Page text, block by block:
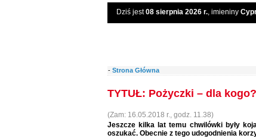
Dziś jest08 sierpnia 2026 r., imieniny
- Strona Główna
TYTUŁ: Pożyczki – dla kogo?
(Zam: 16.05.2018 r., godz. 11.38)
Jeszcze kilka lat temu chwilówki były
oszukać. Obecnie z tego udogodnienia